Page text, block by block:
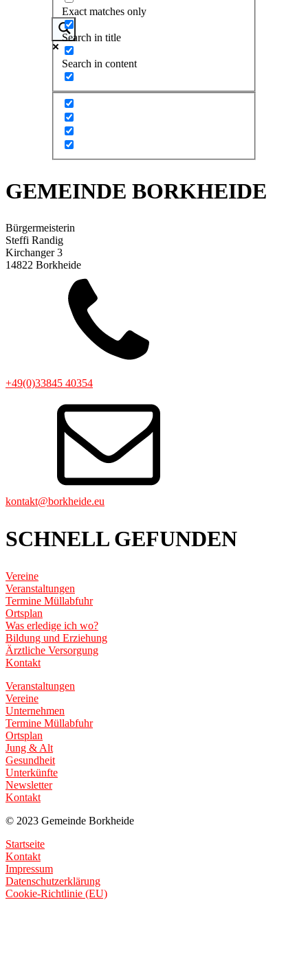
Exact matches only
Search in title
Search in content
GEMEINDE BORKHEIDE
Bürgermeisterin
Steffi Randig
Kirchanger 3
14822 Borkheide
+49(0)33845 40354
kontakt@borkheide.eu
SCHNELL GEFUNDEN
Vereine
Veranstaltungen
Termine Müllabfuhr
Ortsplan
Was erledige ich wo?
Bildung und Erziehung
Ärztliche Versorgung
Kontakt
Veranstaltungen
Vereine
Unternehmen
Termine Müllabfuhr
Ortsplan
Jung & Alt
Gesundheit
Unterkünfte
Newsletter
Kontakt
© 2023 Gemeinde Borkheide
Startseite
Kontakt
Impressum
Datenschutzerklärung
Cookie-Richtlinie (EU)